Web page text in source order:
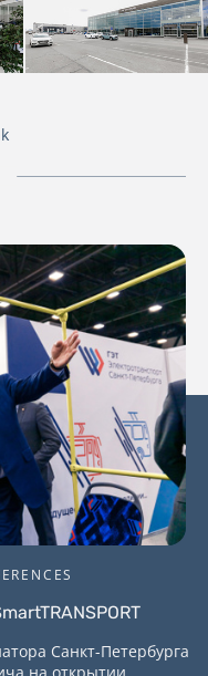
Санкт-Петербурга